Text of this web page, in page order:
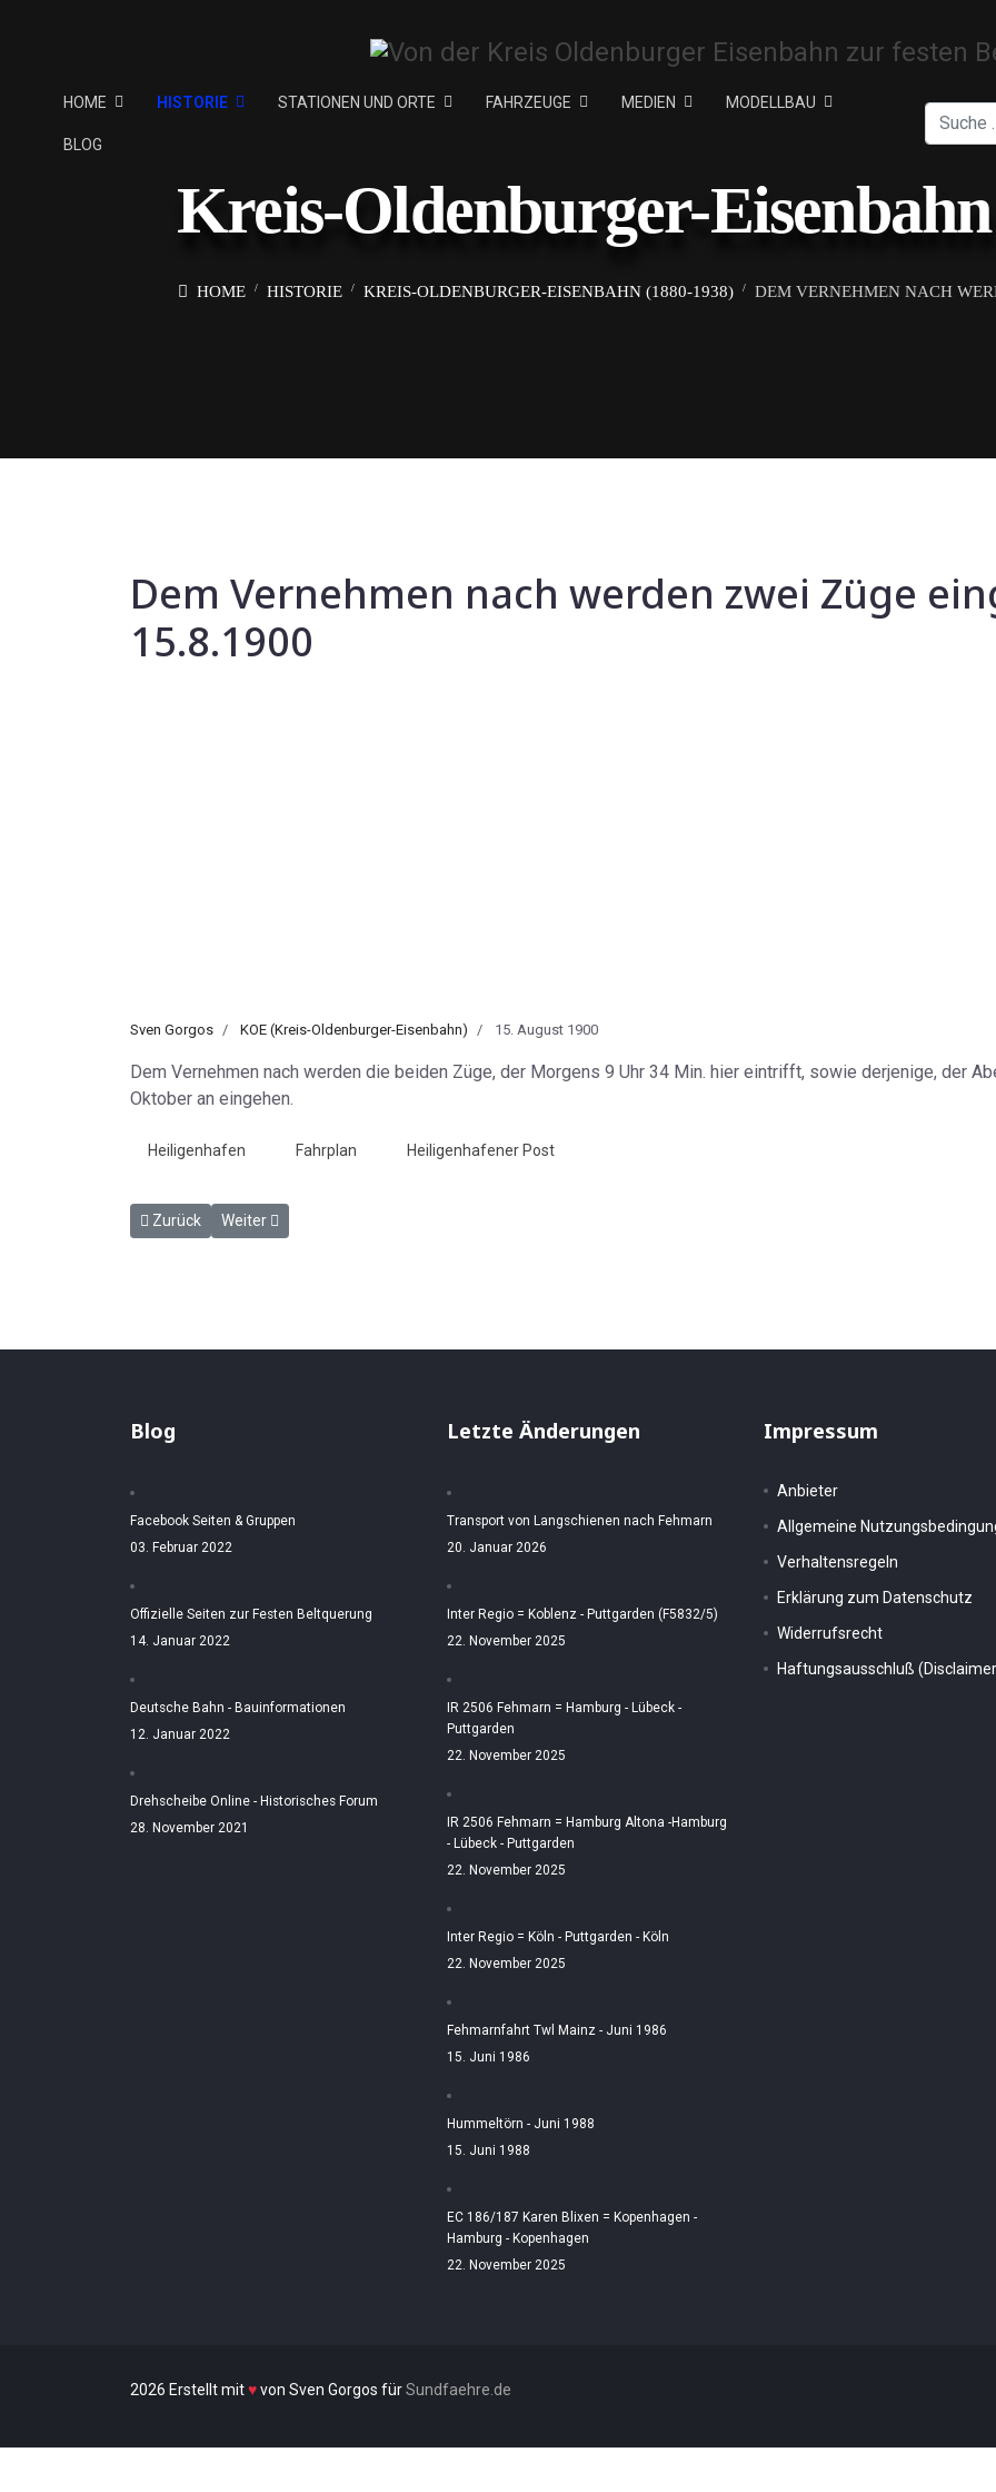
HOME HISTORIE STATIONEN UND ORTE FAHRZEUGE MEDIEN MODELLBAU
BLOG
Suchen
Kreis-Oldenburger-Eisenbahn
HOME HISTORIE KREIS-OLDENBURGER-EISENBAHN (1880-1938) DEM VERNEHMEN NACH
Dem Vernehmen nach werden zwei Züge
15.8.1900
Sven Gorgos KOE (Kreis-Oldenburger-Eisenbahn) 15. August 1900
Dem Vernehmen nach werden die beiden Züge, der Morgens 9 Uhr 34 Min. hier eintrifft, sowie derjenige, der
Oktober an eingehen.
Heiligenhafen Fahrplan Heiligenhafener Post
Vorheriger Beitrag: Linienführung auf Fehmarn - HP 30.6.1900
Zurück Nächster Beitrag: Versammlung in Sachen der Weiterführung der Eisenbahn von Lütjenbrode über den Sund
Weiter
Blog
Facebook Seiten & Gruppen
03. Februar 2022
Offizielle Seiten zur Festen Beltquerung
14. Januar 2022
Deutsche Bahn - Bauinformationen
12. Januar 2022
Drehscheibe Online - Historisches Forum
28. November 2021
Letzte Änderungen
Transport von Langschienen nach Fehmarn
20. Januar 2026
Inter Regio = Koblenz - Puttgarden (F5832/5)
22. November 2025
IR 2506 Fehmarn = Hamburg - Lübeck -
Puttgarden
22. November 2025
IR 2506 Fehmarn = Hamburg Altona -Hamburg
- Lübeck - Puttgarden
22. November 2025
Inter Regio = Köln - Puttgarden - Köln
22. November 2025
Fehmarnfahrt Twl Mainz - Juni 1986
15. Juni 1986
Hummeltörn - Juni 1988
15. Juni 1988
EC 186/187 Karen Blixen = Kopenhagen -
Hamburg - Kopenhagen
22. November 2025
Impressum
Anbieter
Allgemeine
Verhaltensregeln
Erklärung zum Datenschutz
Widerrufsrecht
Haftungsausschluß
2026 Erstellt mit♥von Sven Gorgos fürSundfaehre.de